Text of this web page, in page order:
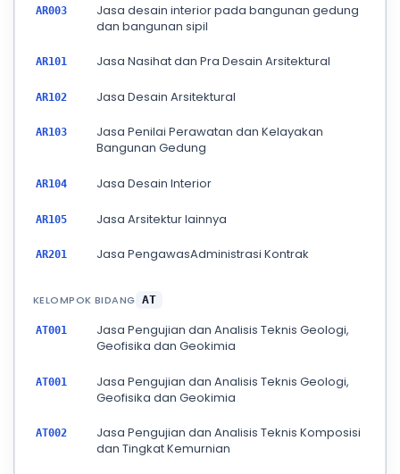
AR003
Jasa desain interior pada bangunan gedung
dan bangunan sipil
AR101 Jasa Nasihat dan Pra Desain Arsitektural
AR102 Jasa Desain Arsitektural
AR103
Jasa Penilai Perawatan dan Kelayakan
Bangunan Gedung
AR104 Jasa Desain Interior
AR105 Jasa Arsitektur lainnya
AR201 Jasa PengawasAdministrasi Kontrak
KELOMPOK BIDANG AT
AT001
Jasa Pengujian dan Analisis Teknis Geologi,
Geofisika dan Geokimia
AT001
Jasa Pengujian dan Analisis Teknis Geologi,
Geofisika dan Geokimia
AT002
Jasa Pengujian dan Analisis Teknis Komposisi
dan Tingkat Kemurnian